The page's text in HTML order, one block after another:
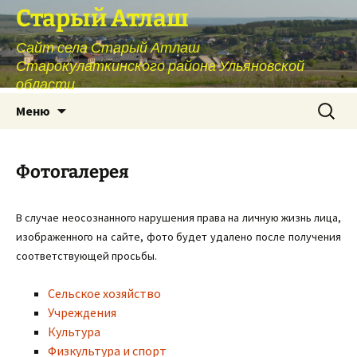
Перейти
к
содержимому
Старый Атлаш
Сайт села Старый Атлаш
Старокулаткинского района Ульяновской
области
Меню Найти:
Фотогалерея
В случае неосознанного нарушения права на личную жизнь лица,
изображенного на сайте, фото будет удалено после получения
соответствующей просьбы.
Сельское хозяйство
Учреждения
Культура
Физкультура и спорт